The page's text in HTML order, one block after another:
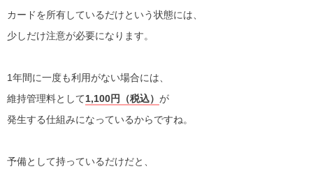
カードを所有しているだけという状態には、
少しだけ注意が必要になります。
1年間に一度も利用がない場合には、
維持管理料として1,100円（税込） が
発生する仕組みになっているからですね。
予備として持っているだけだと、